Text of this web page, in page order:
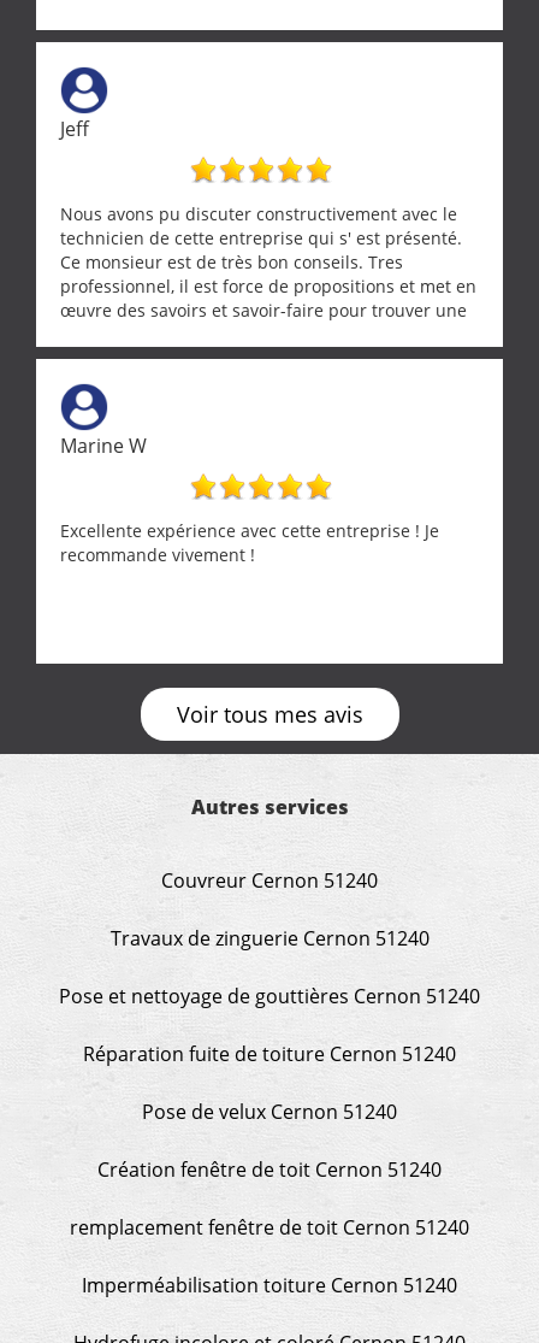
Jeff
Nous avons pu discuter constructivement avec le
technicien de cette entreprise qui s' est présenté.
Ce monsieur est de très bon conseils. Tres
professionnel, il est force de propositions et met en
œuvre des savoirs et savoir-faire pour trouver une
demande de l écoute et de la considération, ce qui
ne se trouve que chez les pationnés de leur métier.
Merci a ce monsieur pour sa disponibilité
Marine W
Excellente expérience avec cette entreprise ! Je
recommande vivement !
Voir tous mes avis
Autres services
Couvreur Cernon 51240
Travaux de zinguerie Cernon 51240
Pose et nettoyage de gouttières Cernon 51240
Réparation fuite de toiture Cernon 51240
Pose de velux Cernon 51240
Création fenêtre de toit Cernon 51240
remplacement fenêtre de toit Cernon 51240
Imperméabilisation toiture Cernon 51240